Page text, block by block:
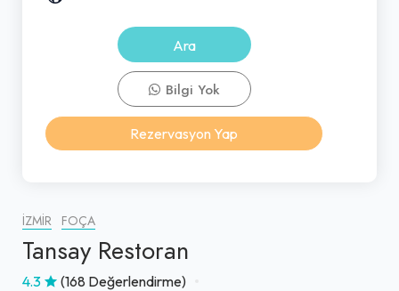
İZMIR FOÇA
Tansay Restoran
4.3 (168 Değerlendirme)
Ara
Bilgi Yok
Rezervasyon Yap